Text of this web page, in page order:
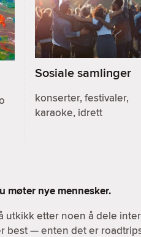
Sosiale samlinger
konserter, festivaler,
karaoke, idrett
møter nye mennesker.
etter noen å dele
best — enten det er